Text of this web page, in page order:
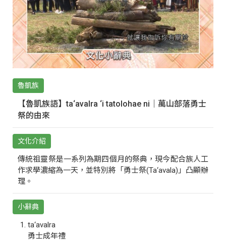
魯凱族
【魯凱族語】ta‘avalra ‘i tatolohae ni｜萬山部落勇士
祭的由來
文化介紹
傳統祖靈祭是一系列為期四個月的祭典，現今配合族人工
作求學濃縮為一天，並特別將「勇士祭(Ta‘avala)」凸顯辦
理。
小辭典
ta‘avalra
勇士成年禮